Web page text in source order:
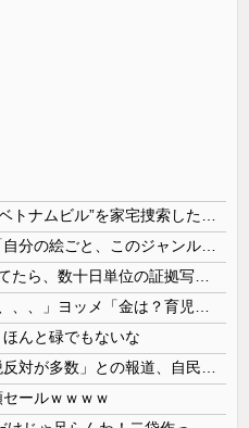
ほんと碌でもないな
ールｗｗｗｗ